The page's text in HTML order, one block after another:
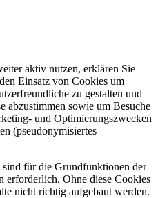
aktiv nutzen, erklären Sie
Einsatz von Cookies um
zu gestalten und
abzustimmen sowie um Besuche
und Optimierungszwecken
(pseudonymisiertes
für die Grundfunktionen der
erforderlich. Ohne diese Cookies
nicht richtig aufgebaut werden.